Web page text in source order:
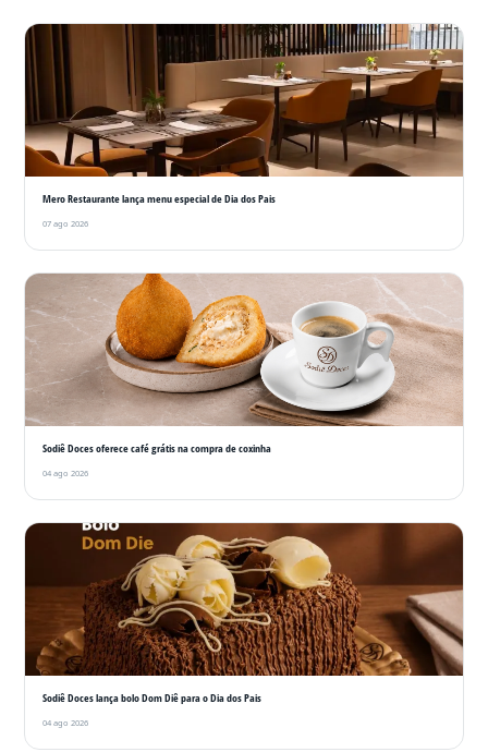
Mero Restaurante lança menu especial de Dia dos Pais
07 ago 2026
Sodiê Doces oferece café grátis na compra de coxinha
04 ago 2026
Sodiê Doces lança bolo Dom Diê para o Dia dos Pais
04 ago 2026